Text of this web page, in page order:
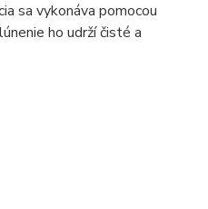
sa vykonáva pomocou
ho udrží čisté a